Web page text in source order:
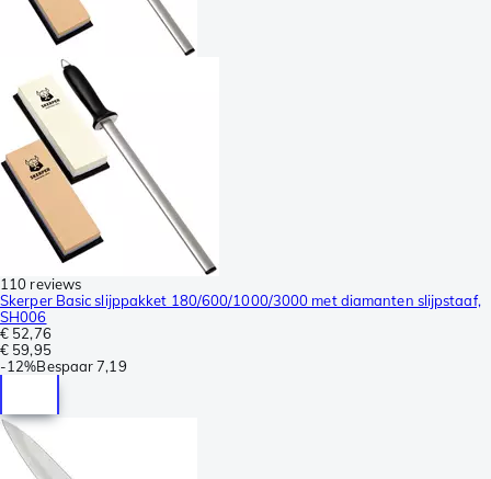
110 reviews
Skerper Basic slijppakket 180/600/1000/3000 met diamanten slijpstaaf,
SH006
€ 52,76
€ 59,95
-12%Bespaar 7,19